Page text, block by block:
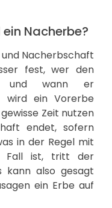
Nacherbe?
Nacherbschaft
fest, wer den
und wann er
wird ein Vorerbe
Zeit nutzen
endet, sofern
in der Regel mit
Fall ist, tritt der
kann also gesagt
ein Erbe auf